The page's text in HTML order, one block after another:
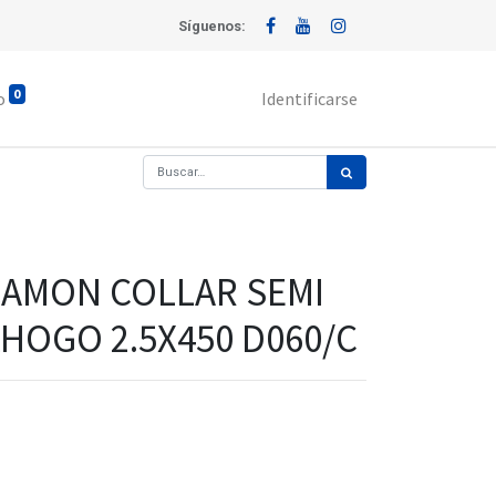
Síguenos:
0 Identificarse
COLLAR SEMI
2.5X450 D060/C